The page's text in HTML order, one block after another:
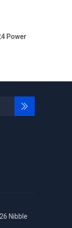
Power
Nibble